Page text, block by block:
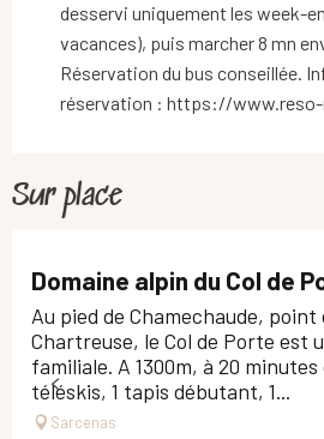
desservi uniquement les week-
vacances), puis marcher 8 mn
Réservation du bus conseillée.
réservation : https://
Sur place
Domaine alpin du Col de
Au pied de Chamechaude,
Chartreuse, le Col de Porte est
familiale. A 1300m, à 20
téléskis, 1 tapis débutant, 1...
Sarcenas